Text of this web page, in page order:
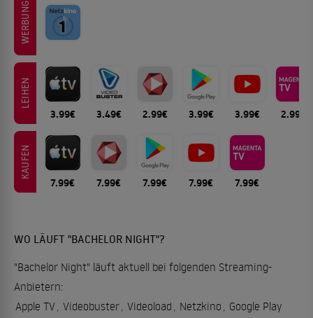
WERBUNG
LEIHEN
3.99€ 3.49€ 2.99€ 3.99€ 3.99€ 2.99€
KAUFEN
7.99€ 7.99€ 7.99€ 7.99€ 7.99€
WO LÄUFT "BACHELOR NIGHT"?
"Bachelor Night" läuft aktuell bei folgenden Streaming-
Anbietern:
Apple TV, Videobuster, Videoload , Netzkino , Google Play